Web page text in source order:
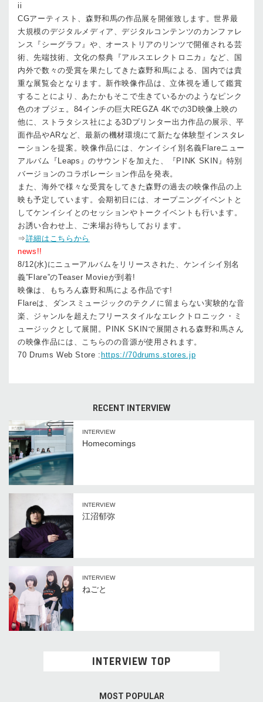
ii
CGアーティスト、森野和馬の作品展を開催致します。世界最
大規模のデジタルメディア、デジタルコンテンツのカンファレ
ンス『シーグラフ』や、オーストリアのリンツで開催される芸
術、先端技術、文化の祭典『アルスエレクトロニカ』など、国
内外で数々の受賞を果たしてきた森野和馬による、国内では貴
重な展覧会となります。新作映像作品は、立体視を通して鑑賞
することにより、あたかもそこで生きているかのようなピンク
色のオブジェ。84インチの巨大REGZA 4Kでの3D映像上映の
他に、ストラタシス社による3Dプリンター出力作品の展示、平
面作品やARなど、最新の機材環境にて新たな体験型インスタレ
ーションを提案。映像作品には、ケンイシイ別名義Flareニュー
アルバム『Leaps』のサウンドを加えた、『PINK SKIN』特別
バージョンのコラボレーション作品を発表。
また、海外で様々な受賞をしてきた森野の過去の映像作品の上
映も予定しています。会期初日には、オープニングイベントと
してケンイシイとのセッションやトークイベントも行います。
お誘い合わせ上、ご来場お待ちしております。
⇒詳細はこちらから
news!!
8/12(水)にニューアルバムをリリースされた、ケンイシイ別名
義”Flare”のTeaser Movieが到着!
映像は、もちろん森野和馬による作品です!
Flareは、ダンスミュージックのテクノに留まらない実験的な音
楽、ジャンルを超えたフリースタイルなエレクトロニック・ミ
ュージックとして展開。PINK SKINで展開される森野和馬さん
の映像作品には、こちらのの音源が使用されます。
70 Drums Web Store : https://70drums.stores.jp
RECENT INTERVIEW
INTERVIEW
Homecomings
INTERVIEW
江沼郁弥
INTERVIEW
ねごと
INTERVIEW TOP
MOST POPULAR